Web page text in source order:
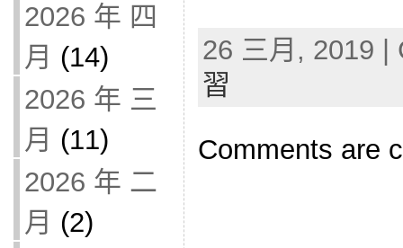
2026 年 四
月 (14)
2026 年 三
月 (11)
2026 年 二
月 (2)
26 三月, 2019
習
Comments are